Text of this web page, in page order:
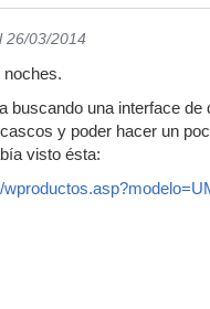
26/03/2014
noches.
buscando una interface
y poder hacer un
visto ésta: